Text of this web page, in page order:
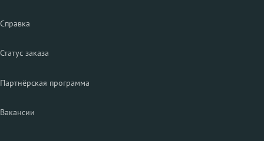
Справка
Статус заказа
Партнёрская программа
Вакансии